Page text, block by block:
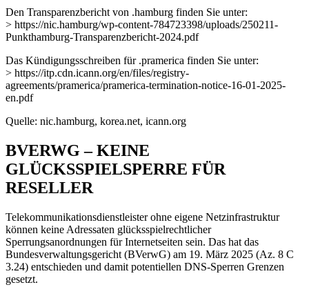
Den Transparenzbericht von .hamburg finden Sie unter:
> https://nic.hamburg/wp-content-784723398/uploads/250211-
Punkthamburg-Transparenzbericht-2024.pdf
Das Kündigungsschreiben für .pramerica finden Sie unter:
> https://itp.cdn.icann.org/en/files/registry-
agreements/pramerica/pramerica-termination-notice-16-01-2025-
en.pdf
Quelle: nic.hamburg, korea.net, icann.org
BVERWG – KEINE
GLÜCKSSPIELSPERRE FÜR
RESELLER
Telekommunikationsdienstleister ohne eigene Netzinfrastruktur
können keine Adressaten glücksspielrechtlicher
Sperrungsanordnungen für Internetseiten sein. Das hat das
Bundesverwaltungsgericht (BVerwG) am 19. März 2025 (Az. 8 C
3.24) entschieden und damit potentiellen DNS-Sperren Grenzen
gesetzt.